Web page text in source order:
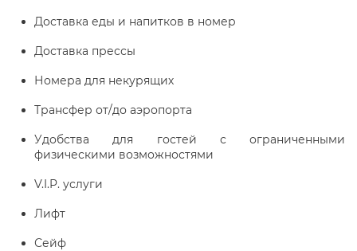
Доставка еды и напитков в номер
Доставка прессы
Номера для некурящих
Трансфер от/до аэропорта
Удобства для гостей с ограниченными
физическими возможностями
V.I.P. услуги
Лифт
Сейф